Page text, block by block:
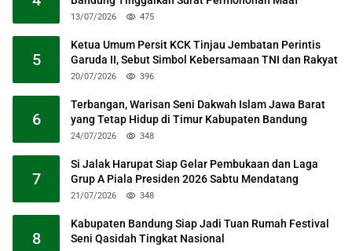
13/07/2026 475
5
Ketua Umum Persit KCK Tinjau Jembatan Perintis
Garuda II, Sebut Simbol Kebersamaan TNI dan Rakyat
20/07/2026 396
6
Terbangan, Warisan Seni Dakwah Islam Jawa Barat
yang Tetap Hidup di Timur Kabupaten Bandung
24/07/2026 348
7
Si Jalak Harupat Siap Gelar Pembukaan dan Laga
Grup A Piala Presiden 2026 Sabtu Mendatang
21/07/2026 348
8
Kabupaten Bandung Siap Jadi Tuan Rumah Festival
Seni Qasidah Tingkat Nasional